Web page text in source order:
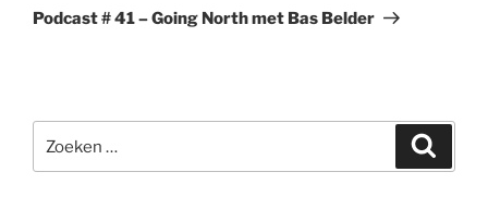
bericht
Podcast # 41 – Going North met Bas Belder
naar: